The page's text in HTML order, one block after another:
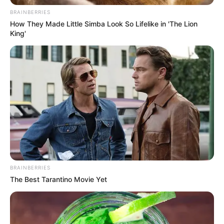
Megdöbbentő részletek derültek ki a Pécs és
Szalánta között, az 58-as főúton történt halálos
közúti baleset ügyében. A 2024. május 4-én
történt tragédia most újra a figyelem
középpontjába került, miután nyilvánosságra
hozták a vádirat részleteit.
BRAINBERRIES
How They Made Little Simba Look So Lifelike in 'The Lion
King'
BRAINBERRIES
The Best Tarantino Movie Yet